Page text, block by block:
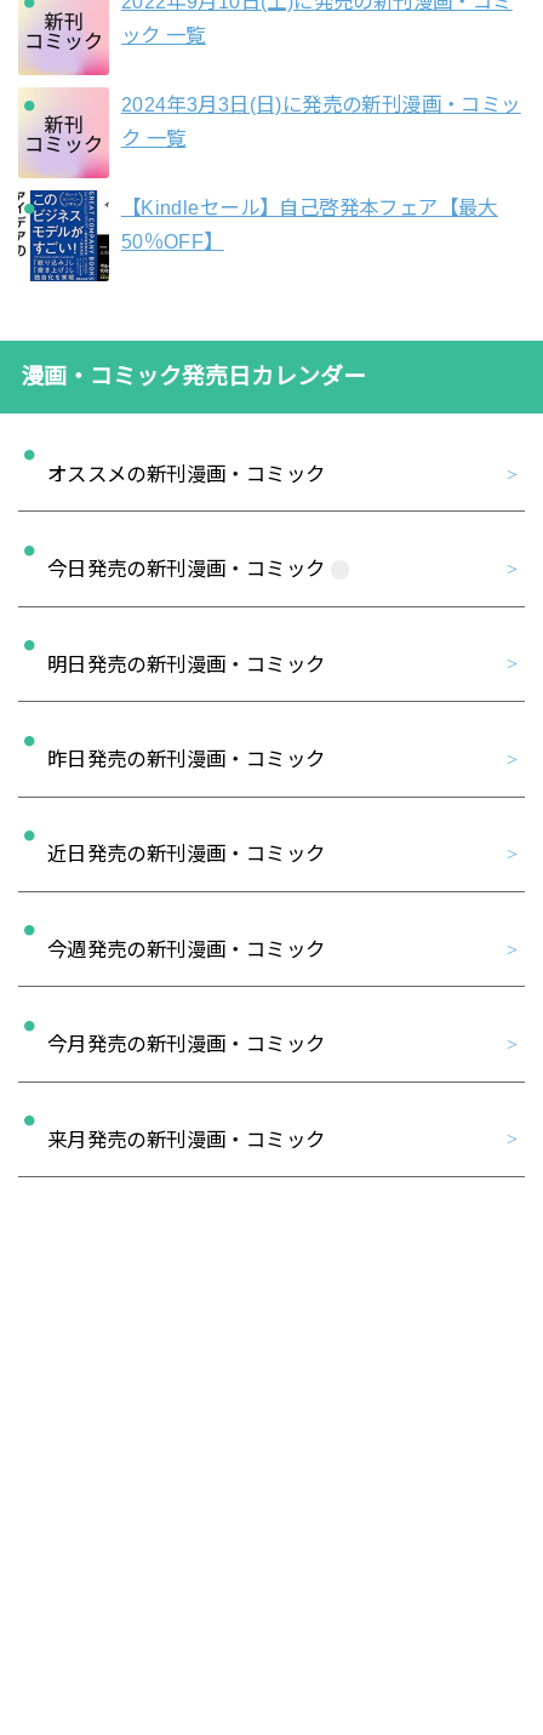
ック 一覧
2024年3月3日(日)に発売の新刊漫画・コミッ
ク 一覧
【Kindleセール】自己啓発本フェア【最大
50％OFF】
漫画・コミック発売日カレンダー
オススメの新刊漫画・コミック
今日発売の新刊漫画・コミック
明日発売の新刊漫画・コミック
昨日発売の新刊漫画・コミック
近日発売の新刊漫画・コミック
今週発売の新刊漫画・コミック
今月発売の新刊漫画・コミック
来月発売の新刊漫画・コミック